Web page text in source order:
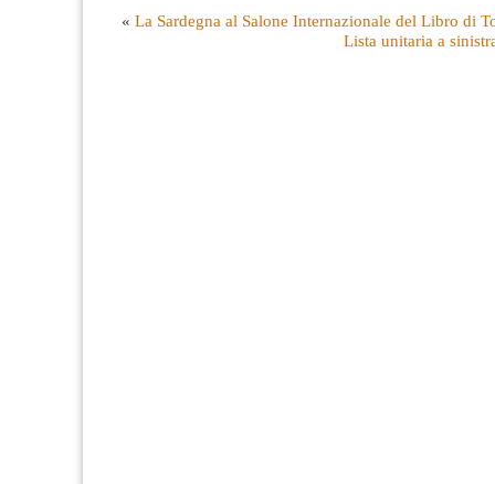
« La Sardegna al Salone Internazionale del Libro di
Lista unitaria a